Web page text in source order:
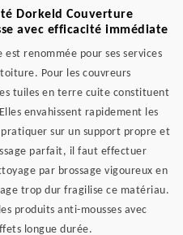
Dorkeld Couverture
avec efficacité immédiate
renommée pour ses services
Pour les couvreurs
tuiles en terre cuite constituent
envahissent rapidement les
sur un support propre et
parfait, il faut effectuer
par brossage vigoureux en
trop dur fragilise ce matériau.
produits anti-mousses avec
longue durée.